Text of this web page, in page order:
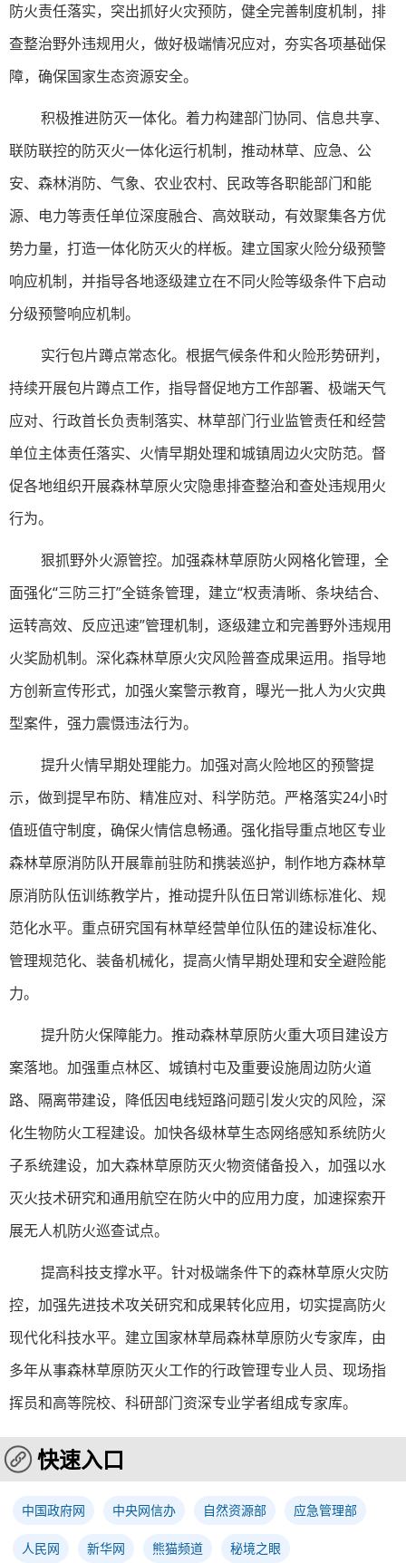
防火责任落实，突出抓好火灾预防，健全完善制度机制，排
查整治野外违规用火，做好极端情况应对，夯实各项基础保
障，确保国家生态资源安全。
积极推进防灭一体化。着力构建部门协同、信息共享、
联防联控的防灭火一体化运行机制，推动林草、应急、公
安、森林消防、气象、农业农村、民政等各职能部门和能
源、电力等责任单位深度融合、高效联动，有效聚集各方优
势力量，打造一体化防灭火的样板。建立国家火险分级预警
响应机制，并指导各地逐级建立在不同火险等级条件下启动
分级预警响应机制。
实行包片蹲点常态化。根据气候条件和火险形势研判，
持续开展包片蹲点工作，指导督促地方工作部署、极端天气
应对、行政首长负责制落实、林草部门行业监管责任和经营
单位主体责任落实、火情早期处理和城镇周边火灾防范。督
促各地组织开展森林草原火灾隐患排查整治和查处违规用火
行为。
狠抓野外火源管控。加强森林草原防火网格化管理，全
面强化“三防三打”全链条管理，建立“权责清晰、条块结合、
运转高效、反应迅速”管理机制，逐级建立和完善野外违规用
火奖励机制。深化森林草原火灾风险普查成果运用。指导地
方创新宣传形式，加强火案警示教育，曝光一批人为火灾典
型案件，强力震慑违法行为。
提升火情早期处理能力。加强对高火险地区的预警提
示，做到提早布防、精准应对、科学防范。严格落实24小时
值班值守制度，确保火情信息畅通。强化指导重点地区专业
森林草原消防队开展靠前驻防和携装巡护，制作地方森林草
原消防队伍训练教学片，推动提升队伍日常训练标准化、规
范化水平。重点研究国有林草经营单位队伍的建设标准化、
管理规范化、装备机械化，提高火情早期处理和安全避险能
力。
提升防火保障能力。推动森林草原防火重大项目建设方
案落地。加强重点林区、城镇村屯及重要设施周边防火道
路、隔离带建设，降低因电线短路问题引发火灾的风险，深
化生物防火工程建设。加快各级林草生态网络感知系统防火
子系统建设，加大森林草原防灭火物资储备投入，加强以水
灭火技术研究和通用航空在防火中的应用力度，加速探索开
展无人机防火巡查试点。
提高科技支撑水平。针对极端条件下的森林草原火灾防
控，加强先进技术攻关研究和成果转化应用，切实提高防火
现代化科技水平。建立国家林草局森林草原防火专家库，由
多年从事森林草原防灭火工作的行政管理专业人员、现场指
挥员和高等院校、科研部门资深专业学者组成专家库。
快速入口
中国政府网 中央网信办 自然资源部 应急管理部
人民网 新华网 熊猫频道 秘境之眼